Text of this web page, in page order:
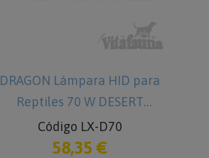
DRAGON Lámpara HID para
Reptiles 70 W DESERT
Código LX-D70
58,35 €